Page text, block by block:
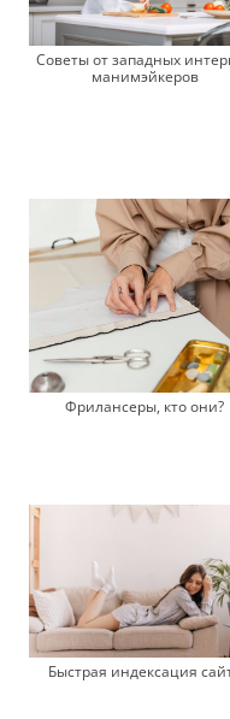
Советы от западных
манимэйкеров
Фрилансеры, кто они?
Быстрая индексация